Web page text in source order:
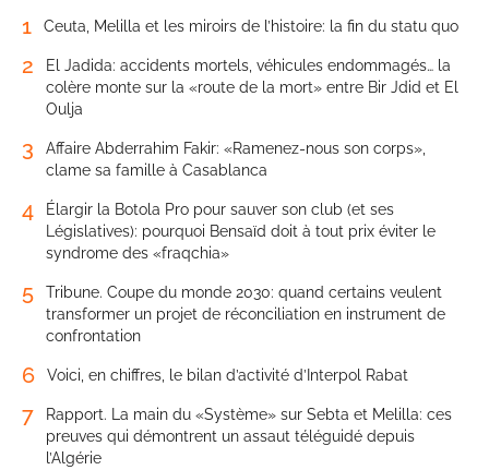
1 Ceuta, Melilla et les miroirs de l’histoire: la fin du statu quo
2
El Jadida: accidents mortels, véhicules endommagés… la
colère monte sur la «route de la mort» entre Bir Jdid et El
Oulja
3
Affaire Abderrahim Fakir: «Ramenez-nous son corps»,
clame sa famille à Casablanca
4
Élargir la Botola Pro pour sauver son club (et ses
Législatives): pourquoi Bensaïd doit à tout prix éviter le
syndrome des «fraqchia»
5
Tribune. Coupe du monde 2030: quand certains veulent
transformer un projet de réconciliation en instrument de
confrontation
6 Voici, en chiffres, le bilan d’activité d’Interpol Rabat
7
Rapport. La main du «Système» sur Sebta et Melilla: ces
preuves qui démontrent un assaut téléguidé depuis
l’Algérie